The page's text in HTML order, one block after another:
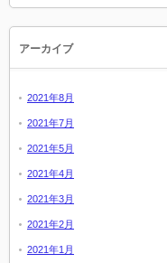
アーカイブ
2021年8月
2021年7月
2021年5月
2021年4月
2021年3月
2021年2月
2021年1月